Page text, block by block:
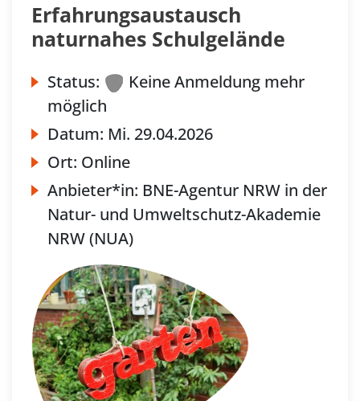
Erfahrungsaustausch
naturnahes Schulgelände
Status:
Keine Anmeldung mehr
möglich
Datum: Mi. 29.04.2026
Ort: Online
Anbieter*in: BNE-Agentur NRW in der
Natur- und Umweltschutz-Akademie
NRW (NUA)